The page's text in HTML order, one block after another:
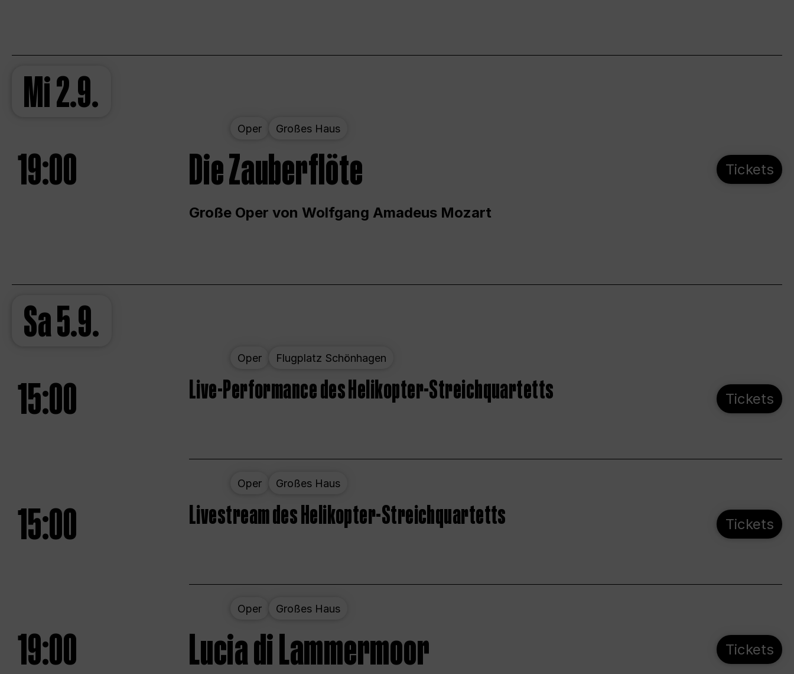
Mi2.9.
Oper Großes Haus
19:00 Die Zauberflöte
Große Oper von Wolfgang Amadeus Mozart
Tickets
Sa5.9.
Oper Flugplatz Schönhagen
15:00 Live-Performance des Helikopter-Streichquartetts Tickets
Oper Großes Haus
15:00 Livestream des Helikopter-Streichquartetts Tickets
Oper Großes Haus
19:00 Lucia di Lammermoor Tickets